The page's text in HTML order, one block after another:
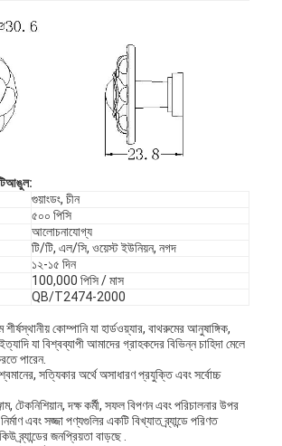
আঙুল:
গুয়াংডং, চীন
৫০০ পিসি
আলোচনাযোগ্য
টি/টি, এল/সি, ওয়েস্ট ইউনিয়ন, নগদ
১২-১৫ দিন
100,000 পিসি / মাস
QB/T2474-2000
কোম্পানি যা হার্ডওয়্যার, বাথরুমের আনুষাঙ্গিক,
যা বিশ্বব্যাপী আমাদের গ্রাহকদের বিভিন্ন চাহিদা মেলে
পারেন.
সত্যিকার অর্থে অসাধারণ প্রযুক্তি এবং সর্বোচ্চ
টেকনিশিয়ান, দক্ষ কর্মী, সফল বিপণন এবং পরিচালনার উপর
এবং সজ্জা পণ্যগুলির একটি বিখ্যাত ব্র্যান্ডে পরিণত
ব্র্যান্ডের জনপ্রিয়তা বাড়ছে .